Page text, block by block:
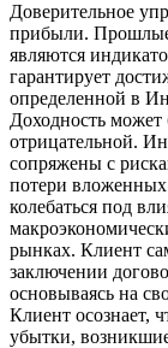
Доверительное
прибыли. Прошлые
являются
гарантирует
определенной в
Доходность может
отрицательной.
сопряжены с
потери вложенных
колебаться под
рынках. Клиент
заключении
основываясь на
Клиент осознает,
убытки, возникшие